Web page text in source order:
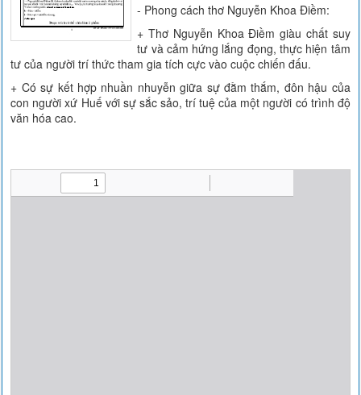
- Phong cách thơ Nguyễn Khoa Điềm:
+ Thơ Nguyễn Khoa Điềm giàu chất suy
tư và cảm hứng lắng đọng, thực hiện tâm
tư của người trí thức tham gia tích cực vào cuộc chiến đấu.
+ Có sự kết hợp nhuần nhuyễn giữa sự đằm thắm, đôn hậu của
con người xứ Huế với sự sắc sảo, trí tuệ của một người có trình độ
văn hóa cao.